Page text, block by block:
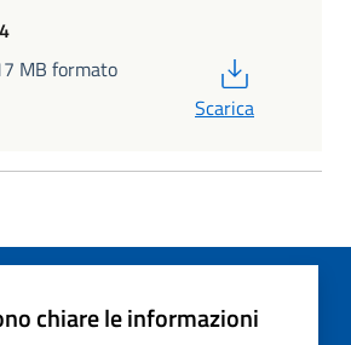
MB formato
Scarica
chiare le informazioni